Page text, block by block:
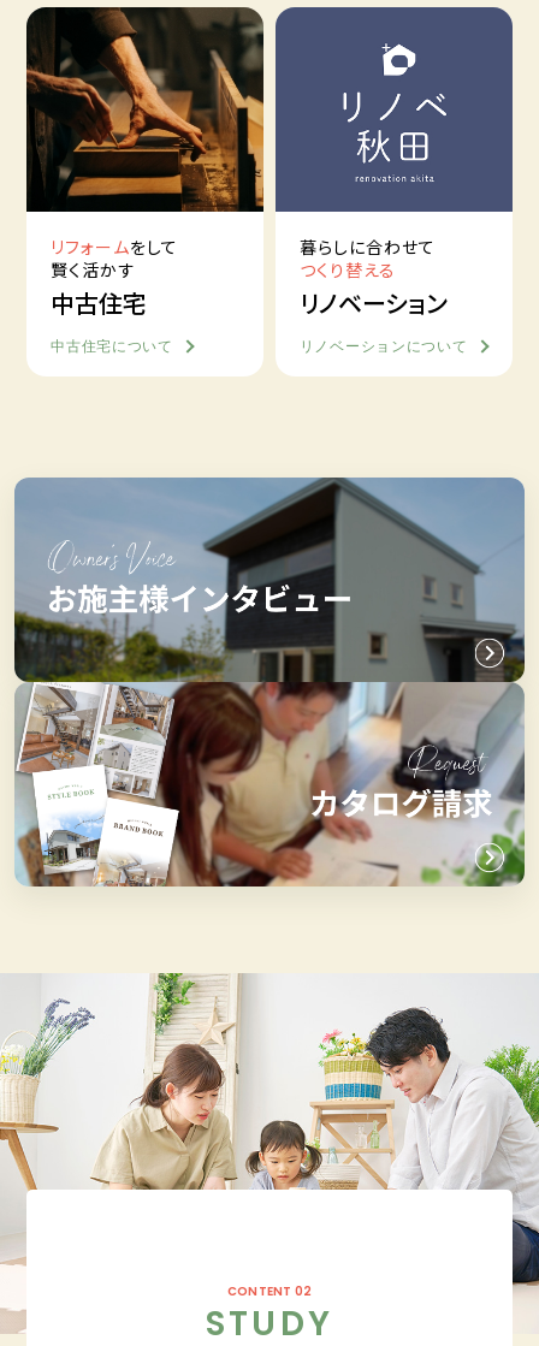
リフォームをして
賢く活かす
中古住宅
中古住宅について
暮らしに合わせて
つくり替える
リノベーション
リノベーションについて
CONTENT 02
STUDY